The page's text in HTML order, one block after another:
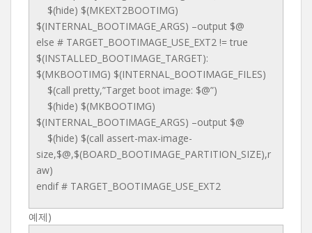
$(hide) $(MKEXT2BOOTIMG)
$(INTERNAL_BOOTIMAGE_ARGS) –output $@
else # TARGET_BOOTIMAGE_USE_EXT2 != true
$(INSTALLED_BOOTIMAGE_TARGET):
$(MKBOOTIMG) $(INTERNAL_BOOTIMAGE_FILES)
$(call pretty,”Target boot image: $@”)
$(hide) $(MKBOOTIMG)
$(INTERNAL_BOOTIMAGE_ARGS) –output $@
$(hide) $(call assert-max-image-
size,$@,$(BOARD_BOOTIMAGE_PARTITION_SIZE),r
aw)
endif # TARGET_BOOTIMAGE_USE_EXT2
예제)